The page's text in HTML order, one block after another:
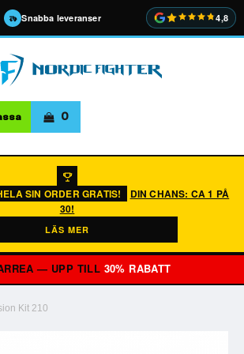
Snabba leveranser 4,8
0
SIN ORDER GRATIS!
DIN CHANS: CA 1 PÅ
30!
LÄS MER
— UPP TILL 30% RABATT
Kit 210